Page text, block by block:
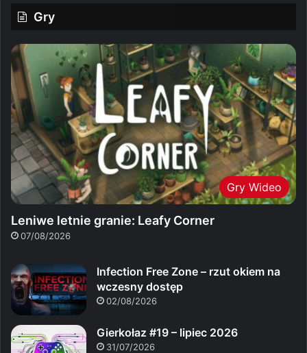
Gry
Gry Wideo
Leniwe letnie granie: Leafy Corner
07/08/2026
Infection Free Zone – rzut okiem na
wczesny dostęp
02/08/2026
Gierkołaz #19 – lipiec 2026
31/07/2026